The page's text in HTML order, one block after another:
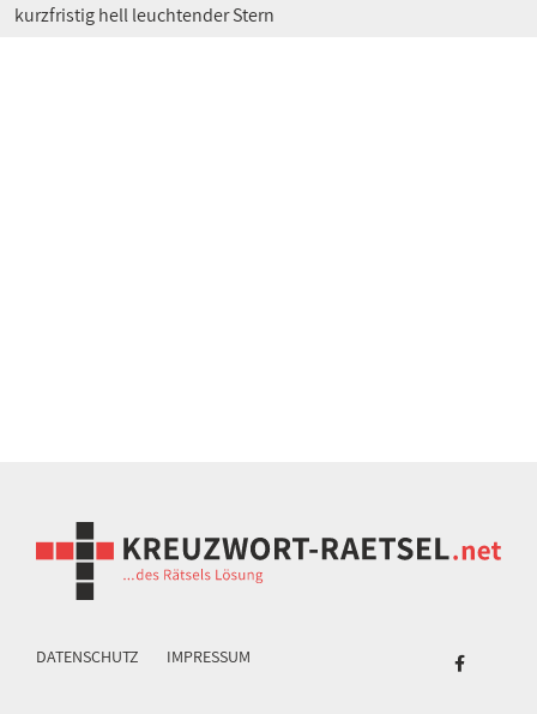
kurzfristig hell leuchtender Stern
DATENSCHUTZ IMPRESSUM